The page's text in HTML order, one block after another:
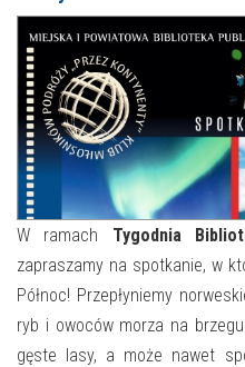
NAJBLIŻSZE
WYDARZENIA BIEŻĄCE
WYDARZYŁO SIĘ
NASZA OFERTA
STREFA WIEDZY O REGIONIE
STREFA KOLORU
FORMY STAŁE
NASZE FILIE
POLECANE STRONY
WYDARZENIA KULTURALNE
W ramach Tygodnia
zapraszamy na spotkanie, w
Północ! Przepłyniemy
ryb i owoców morza na
gęste lasy, a może nawet